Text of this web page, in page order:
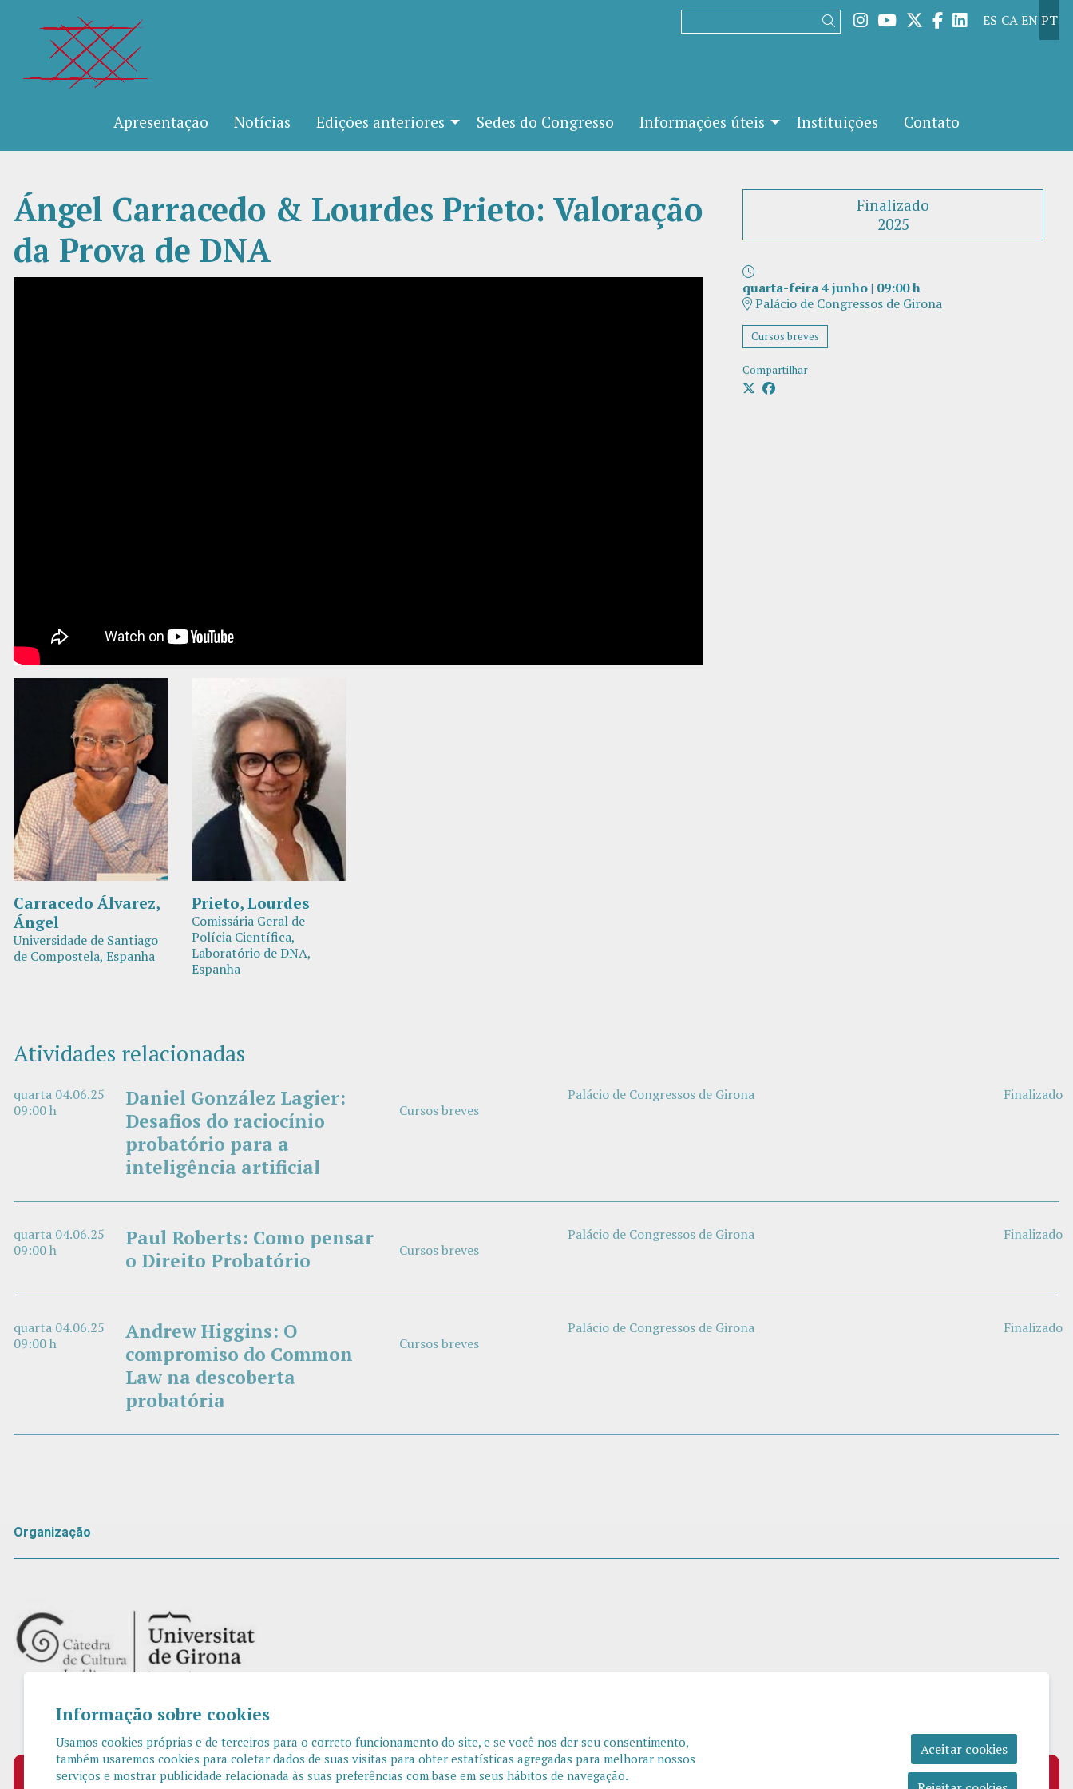
ES CAENPT
Link para instagram
Link para youtube
Link para twitter
Link para
Link para
Buscar
Apresentação Notícias Edições anteriores Sedes do Congresso Informações úteis Instituições Contato
Finalizado
2025
quarta-feira 4 junho| 09:00 h
Palácio de Congressos de Girona
Cursos breves
Compartilhar
Ángel Carracedo & Lourdes Prieto: Valoração
da Prova de DNA
Carracedo Álvarez,
Ángel
Universidade de Santiago
de Compostela, Espanha
Prieto, Lourdes
Comissária Geral de
Polícia Científica,
Laboratório de DNA,
Espanha
Atividades relacionadas
quarta 04.06.25
09:00 h
Daniel González Lagier:
Desafios do raciocínio
probatório para a
inteligência artificial
Cursos breves
Palácio de Congressos de Girona Finalizado
quarta 04.06.25
09:00 h
Paul Roberts: Como pensar
o Direito Probatório
Cursos breves
Palácio de Congressos de Girona Finalizado
quarta 04.06.25
09:00 h
Andrew Higgins: O
compromiso do Common
Law na descoberta
probatória
Cursos breves
Palácio de Congressos de Girona Finalizado
Organização
Informação sobre cookies
Usamos cookies próprias e de terceiros para o correto funcionamento do site, e se você nos der seu consentimento,
também usaremos cookies para coletar dados de suas visitas para obter estatísticas agregadas para melhorar nossos
serviços e mostrar publicidade relacionada às suas preferências com base em seus hábitos de navegação.
Aceitar cookies